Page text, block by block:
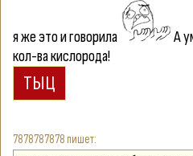
я же это и говорила
А
кол-ва кислорода!
7878787878